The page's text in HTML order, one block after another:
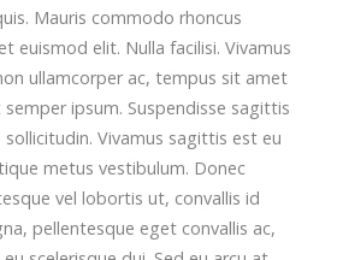
Mauris commodo rhoncus
euismod elit. Nulla facilisi. Vivamus
ullamcorper ac, tempus sit amet
semper ipsum. Suspendisse sagittis
sollicitudin. Vivamus sagittis est eu
metus vestibulum. Donec
vel lobortis ut, convallis id
pellentesque eget convallis ac,